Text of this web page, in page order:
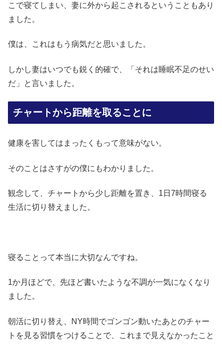
こで寝てしまい、妻に外から起こされるということもあり
ました。
僕は、これはもう病気だと思いました。
しかし妻はいつでも鋭く的確で、「それは睡眠不足のせい
だ」と言いました。
チャートから距離を取ることに
健康を害してはまったくもって意味がない。
そのことはさすがの僕にもわかりました。
観念して、チャートから少し距離を置き、1日7時間寝る
生活に切り替えました。
寝ることって本当に大切なんですね。
1か月ほどで、先ほど書いたような不調が一気になくなり
ました。
朝活に切り替え、NY時間でゴンゴン動いたあとのチャー
トを見る習慣をつけることで、これまで見えなかったこと